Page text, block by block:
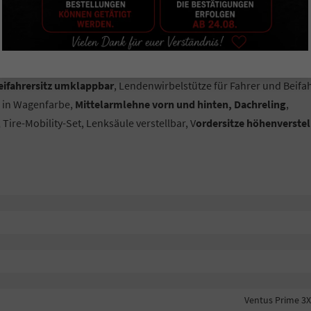
Isofix Beifahrersitz,Rückfahrkamera, Keyless Start- Startknopf
, Komfortsitze vorn,Reifendruckkontrolle,
Multifunktions-Lederlenkrad mit Schaltwippen, We
OPF - Partikelfilter,
umklappbar, Lendenwirbelstütze für Fahrer und
Wagenfarbe, Mittelarmlehne vorn und hinten, Dachreling,
Tire-Mobility-Set, Lenksäule verstellbar, Vordersitze
Ventus Prime